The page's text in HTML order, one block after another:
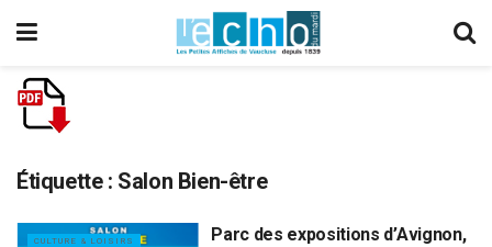
Étiquette : Salon Bien-être
CULTURE & LOISIRS
Parc des expositions d’Avignon,